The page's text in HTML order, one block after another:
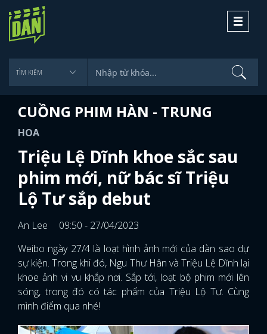
Toggle
CUỒNG PHIM HÀN - TRUNG
HOA
Triệu Lệ Dĩnh khoe sắc sau
phim mới, nữ bác sĩ Triệu
Lộ Tư sắp debut
An Lee
09:50 - 27/04/2023
Weibo ngày 27/4 là loạt hình ảnh mới của dàn sao dự
sự kiện. Trong khi đó, Ngu Thư Hân và Triệu Lệ Dĩnh lại
khoe ảnh vi vu khắp nơi. Sắp tới, loạt bộ phim mới lên
sóng, trong đó có tác phẩm của Triệu Lộ Tư. Cùng
mình điểm qua nhé!